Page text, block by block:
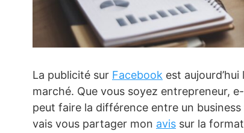
La publicité sur Facebook est aujourd’hui
marché. Que vous soyez entrepreneur,
peut faire la différence entre un
vais vous partager mon avis sur la